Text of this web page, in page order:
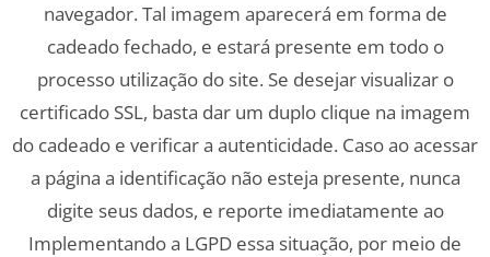
navegador. Tal imagem aparecerá em forma de
cadeado fechado, e estará presente em todo o
processo utilização do site. Se desejar visualizar o
certificado SSL, basta dar um duplo clique na imagem
do cadeado e verificar a autenticidade. Caso ao acessar
a página a identificação não esteja presente, nunca
digite seus dados, e reporte imediatamente ao
Implementando a LGPD essa situação, por meio de